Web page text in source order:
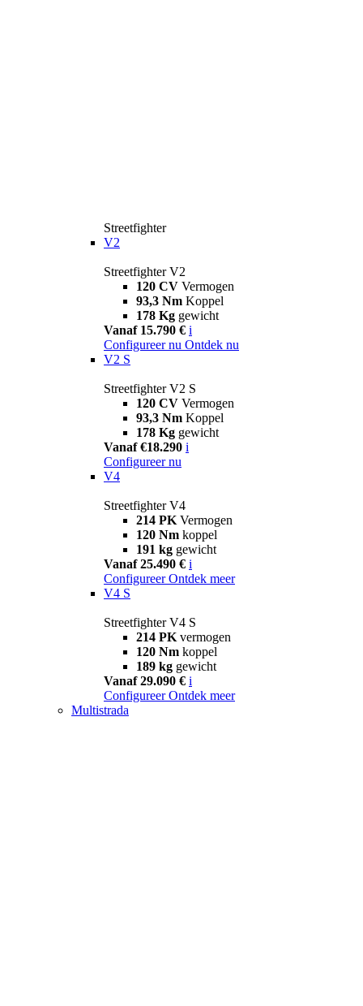
Streetfighter
V2
Streetfighter V2
120 CV Vermogen
93,3 Nm Koppel
178 Kg gewicht
Vanaf 15.790 € i
Configureer nu Ontdek nu
V2 S
Streetfighter V2 S
120 CV Vermogen
93,3 Nm Koppel
178 Kg gewicht
Vanaf €18.290 i
Configureer nu
V4
Streetfighter V4
214 PK Vermogen
120 Nm koppel
191 kg gewicht
Vanaf 25.490 € i
Configureer Ontdek meer
V4 S
Streetfighter V4 S
214 PK vermogen
120 Nm koppel
189 kg gewicht
Vanaf 29.090 € i
Configureer Ontdek meer
Multistrada